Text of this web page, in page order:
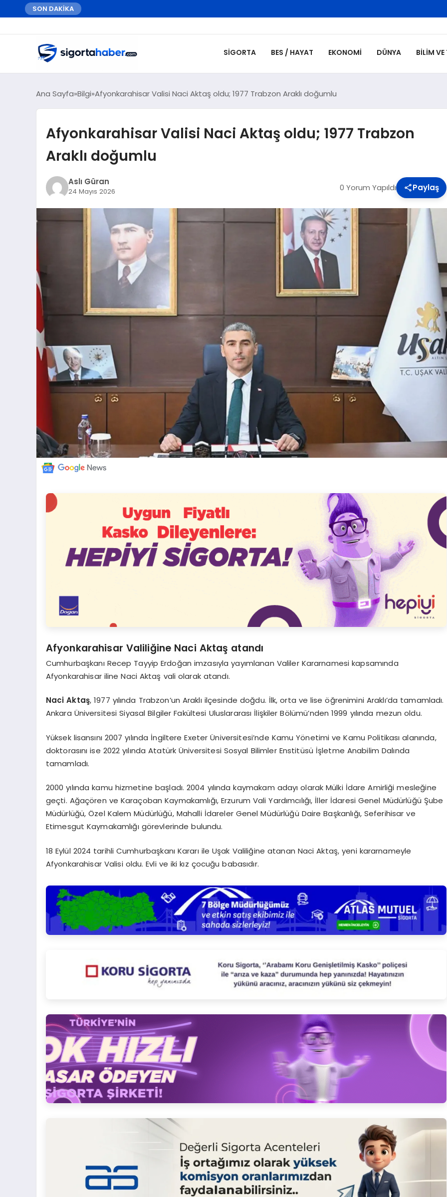
SON DAKİKA
SIGORTA BES / HAYAT EKONOMI DÜNYA BILIM
Ana Sayfa Bilgi Afyonkarahisar Valisi Naci Aktaş oldu; 1977 Trabzon Araklı doğumlu
Afyonkarahisar Valisi Naci Aktaş oldu; 1977 Trabzon
Araklı doğumlu
Aslı Güran
24 Mayıs 2026 0 Yorum Yapıldı Paylaş
Afyonkarahisar Valiliğine Naci Aktaş atandı
Cumhurbaşkanı Recep Tayyip Erdoğan imzasıyla yayımlanan Valiler Kararnamesi kapsamında
Afyonkarahisar iline Naci Aktaş vali olarak atandı.
Naci Aktaş, 1977 yılında Trabzon’un Araklı ilçesinde doğdu. İlk, orta ve lise öğrenimini Araklı’da tamamladı.
Ankara Üniversitesi Siyasal Bilgiler Fakültesi Uluslararası İlişkiler Bölümü’nden 1999 yılında mezun oldu.
Yüksek lisansını 2007 yılında İngiltere Exeter Üniversitesi’nde Kamu Yönetimi ve Kamu Politikası alanında,
doktorasını ise 2022 yılında Atatürk Üniversitesi Sosyal Bilimler Enstitüsü İşletme Anabilim Dalında
tamamladı.
2000 yılında kamu hizmetine başladı. 2004 yılında kaymakam adayı olarak Mülki İdare Amirliği mesleğine
geçti. Ağaçören ve Karaçoban Kaymakamlığı, Erzurum Vali Yardımcılığı, İller İdaresi Genel Müdürlüğü Şube
Müdürlüğü, Özel Kalem Müdürlüğü, Mahalli İdareler Genel Müdürlüğü Daire Başkanlığı, Seferihisar ve
Etimesgut Kaymakamlığı görevlerinde bulundu.
18 Eylül 2024 tarihli Cumhurbaşkanı Kararı ile Uşak Valiliğine atanan Naci Aktaş, yeni kararnameyle
Afyonkarahisar Valisi oldu. Evli ve iki kız çocuğu babasıdır.